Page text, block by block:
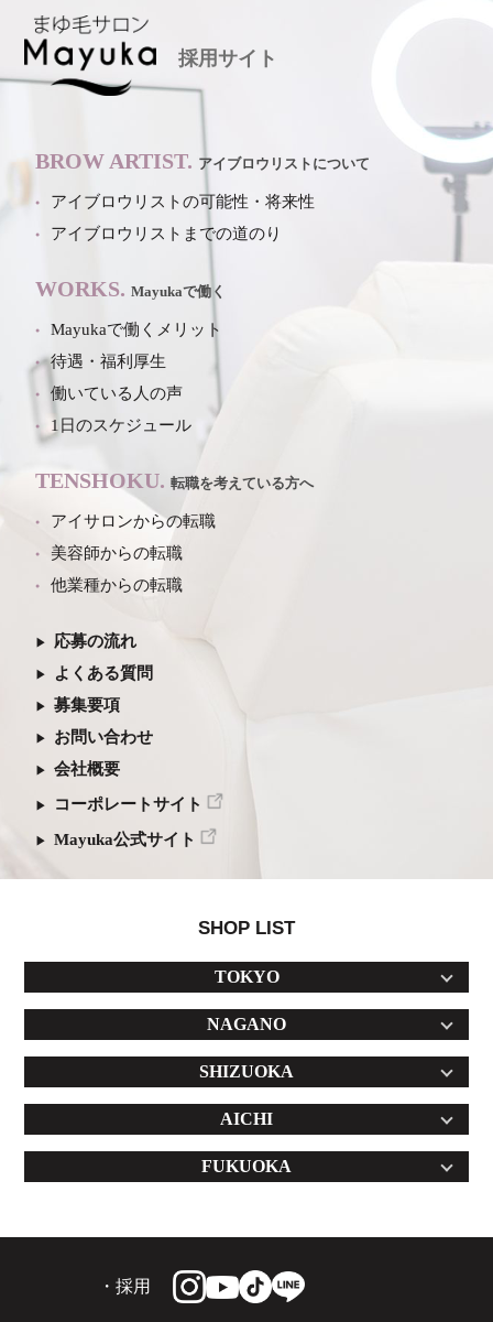
採用サイト
BROW ARTIST. アイブロウリストについて
アイブロウリストの可能性・将来性
アイブロウリストまでの道のり
WORKS. Mayukaで働く
Mayukaで働くメリット
待遇・福利厚生
働いている人の声
1日のスケジュール
TENSHOKU. 転職を考えている方へ
アイサロンからの転職
美容師からの転職
他業種からの転職
応募の流れ
よくある質問
募集要項
お問い合わせ
会社概要
コーポレートサイト
Mayuka公式サイト
SHOP LIST
TOKYO
NAGANO
SHIZUOKA
AICHI
FUKUOKA
・採用